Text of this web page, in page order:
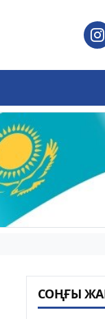
СОҢҒЫ